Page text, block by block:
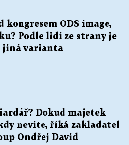
kongresem ODS image,
Podle lidí ze strany je
jiná varianta
Dokud majetek
nevíte, říká zakladatel
Ondřej David